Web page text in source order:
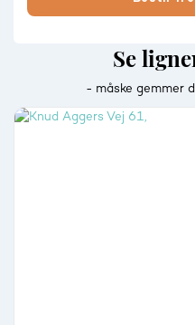
Se
- måske gemmer